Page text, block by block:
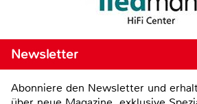
Newsletter
Abonniere den Newsletter und